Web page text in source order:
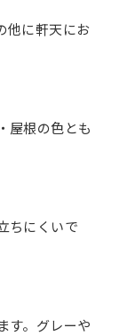
他に軒天にお
屋根の色とも
ちにくいで
す。グレーや